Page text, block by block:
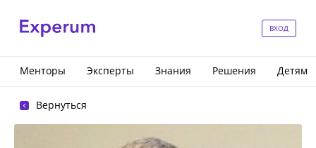
ВХОД
Менторы Эксперты Знания Решения Детям
Вернуться